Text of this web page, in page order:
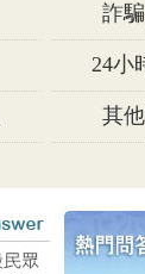
詐
24小
其